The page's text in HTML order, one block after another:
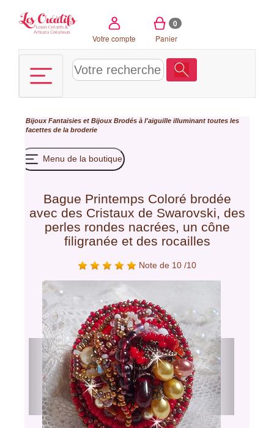
Votre compte
0
Panier
Bijoux Fantaisies et Bijoux Brodés à l'aiguille illuminant toutes les
facettes de la broderie
Menu de la boutique
Bague Printemps Coloré brodée
avec des Cristaux de Swarovski, des
perles rondes nacrées, un cône
filigranée et des rocailles
Note de 10 /10
Previous